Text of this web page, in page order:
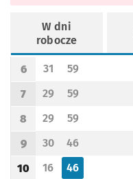
W dni
robocze
Rozkład jazdy -
Godzina odjazdu
6
Odjazd
31
minut po
Odjazd
59
minut po
Godzina odjazdu
7
Odjazd
29
minut po godzinie
Odjazd
59
minut po
Godzina odjazdu
8
Odjazd
29
minut po
Odjazd
59
minut po
Godzina odjazdu
9
Odjazd
30
minut po
Odjazd
46
minut po
Godzina odjazdu
10
Odjazd
16
minut po godzinie
Odjazd
46
minut po